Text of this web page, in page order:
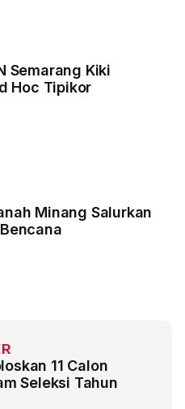
Semarang Kiki
Hoc Tipikor
Minang Salurkan
11 Calon
Seleksi Tahun